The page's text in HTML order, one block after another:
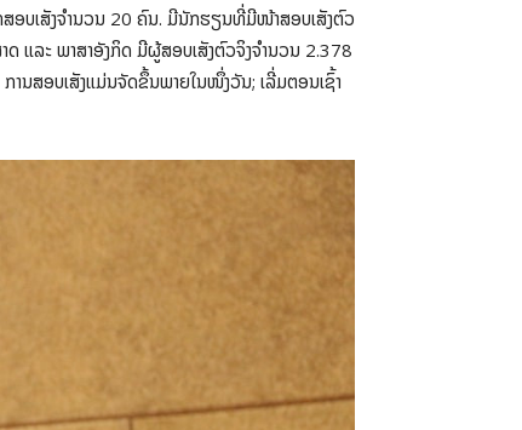
ອບເສັງຈຳນວນ 20 ຄົນ. ມີນັກຮຽນທີ່ມີໜ້າສອບເສັງຕົວ
ແລະ ພາສາອັງກິດ ມີຜູ້ສອບເສັງຕົວຈິງຈຳນວນ 2.378
ນສອບເສັງແມ່ນຈັດຂຶ້ນພາຍໃນໜຶ່ງວັນ; ເລີ່ມຕອນເຊົ້າ